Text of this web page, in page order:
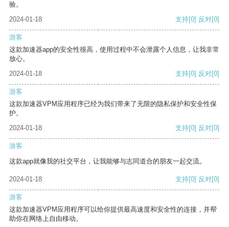
验。
2024-01-18
支持[0] 反对[0]
游客
这款加速器app的安全性很高，使用过程中不会泄露个人信息，让我非常
放心。
2024-01-18
支持[0] 反对[0]
游客
这款加速器VPM应用程序已经为我们带来了无限的隐私保护和安全性保
护。
2024-01-18
支持[0] 反对[0]
游客
这款app就像我的社交平台，让我能够与志同道合的朋友一起交流。
2024-01-18 支持[0] 反对[0]
游客
这款加速器VPM应用程序可以给你提供最高速度和安全性的连接，并帮
助你在网络上自由移动。